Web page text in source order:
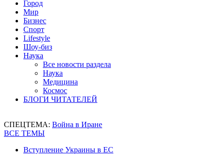
Город
Мир
Бизнес
Спорт
Lifestyle
Шоу-биз
Наука
Все новости раздела
Наука
Медицина
Космос
БЛОГИ ЧИТАТЕЛЕЙ
СПЕЦТЕМА: Война в Иране
ВСЕ ТЕМЫ
Вступление Украины в ЕС